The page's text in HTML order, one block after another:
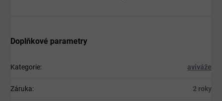
Doplňkové parametry
Kategorie: aviváže
Záruka: 2 roky